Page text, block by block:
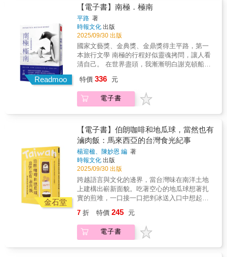
感受這個愛恨濃烈的地區最平實的面貌，在血
與蜜的大地上，閱讀巴爾幹的艱難，也看到無
比動人的希望。
最輕鬆歡快的作品──傾訴對牡蠣的欣賞與尊
敬，搭配精心蒐集、來自世界各地的牡蠣食
譜，同時滿足靈魂與肚腹。
餅……台灣街頭的庶民滋味早已悄然融入馬來
西亞的城市日常。本書集結了二十四位書寫者
的文字，以「台灣美食在馬來西亞」為題，探
索味覺背後承載的文化遷移與情感流動，同時
試圖回應某種微妙的鄉愁--那不單屬於台灣，也
不僅指涉馬來西亞，而是一種由味道所牽引的
複合認同。既是飲食記事，也是文化書寫。從
念想到曾經，從回味不已到互相參照，「美
食，或許是最溫柔也最直接的文化記憶載
不徐地提醒我們，身在何處，心之所繫。」
Readmoo
【電子書】南極．極南
平路 著
時報文化 出版
2025/09/30 出版
國家文藝獎、金典獎、金鼎獎得主平路，第一
本旅行文學 南極的行程好似靈魂拷問，讓人看
清自己。 在世界盡頭，我漸漸明白謝克頓船長
的啟示，終於抵達自己裸露的靈魂。」 往昔時
光，在鏡中清楚又模糊， 「南極」反過來成了
「極南」。 一幀幀攝影負片，照出我的顛倒夢
它。」 ★這是一趟穿越記憶與時間、夢想與失
落的深度航行 在世界的盡頭，平路以筆為舵，
踏上生命航程。這一次，平路寫出第一本以旅
行為主題的作品。《南極‧極南》不只是旅遊指
南，也不只是地理紀略，而是一趟穿越記憶與
時間、夢想與失落的深度航行。 航行於南極冰
洋之間，時間彷彿停滯，每一座冰山都折射出
她生命中走過的片段：那些迷惘與困頓，挫敗
與漂泊，在這片沉靜的無人之境，逐漸浮現出
脈絡。登上前往南極的破冰船，橫越風浪與地
致力尋索的心靈彼岸。 ★南極旅行也是自我人
生的探索與重組 本書非為壯遊式的景點記錄，
而是一位作家、旅人、女兒、母親，極地為背
特價 336 元
電子書
金石堂
【電子書】伯朗咖啡和地瓜球，當然也有
滷肉飯：馬來西亞的台灣食光紀事
楊迎楹、陳妙恩 編 著
時報文化 出版
2025/09/30 出版
跨越語言與文化的邊界，當台灣味在南洋土地
上建構出嶄新面貌。吃著空心的地瓜球想著扎
實的煎堆，一口接一口把剉冰送入口中想起了
就足以讓人瞬間飛回吉打州，置身吃雞大國馬
來西亞卻直到前往柔佛居鑾才吃到有九層塔的
鹽酥雞因此總算不再覺得「少了一味」，伯朗
7 折 特價 245 元
電子書